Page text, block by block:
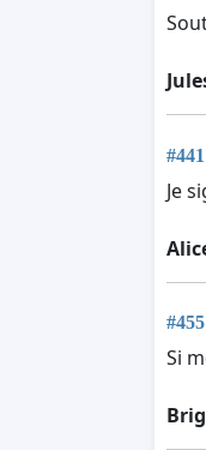
#441
Je
#455
Si